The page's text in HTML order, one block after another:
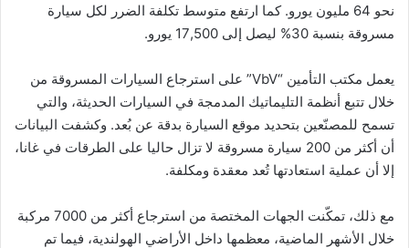
نحو 64 مليون يورو. كما ارتفع متوسط تكلفة الضرر لكل سيارة
مسروقة بنسبة 30% ليصل إلى 17,500 يورو.
يعمل مكتب التأمين “VbV” على استرجاع السيارات المسروقة من
خلال تتبع أنظمة التليماتيك المدمجة في السيارات الحديثة، والتي
تسمح للمصنّعين بتحديد موقع السيارة بدقة عن بُعد. وكشفت البيانات
أن أكثر من 200 سيارة مسروقة لا تزال حاليا على الطرقات في غانا،
إلا أن عملية استعادتها تُعد معقدة ومكلفة.
مع ذلك، تمكّنت الجهات المختصة من استرجاع أكثر من 7000 مركبة
خلال الأشهر الماضية، معظمها داخل الأراضي الهولندية، فيما تم